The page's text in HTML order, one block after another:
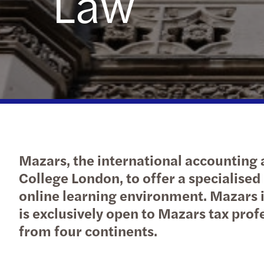
Mazars, the international accounting
College London, to offer a
online learning environment.
is exclusively open to Mazars tax
from four continents.